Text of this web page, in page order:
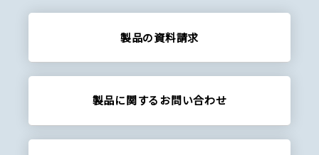
製品の資料請求
製品に関するお問い合わせ